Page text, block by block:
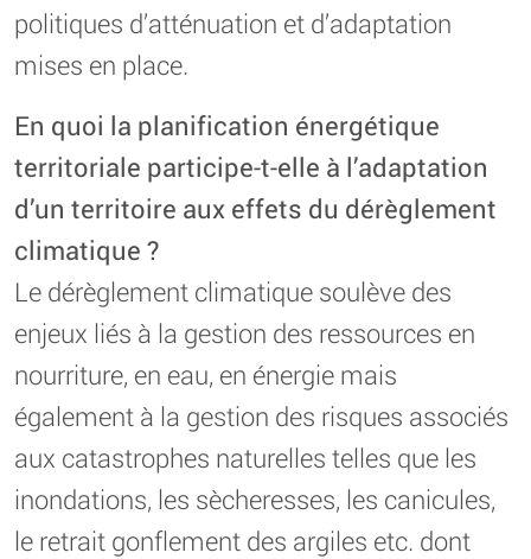
politiques d’atténuation et d’adaptation
mises en place.
En quoi la planification énergétique
territoriale participe-t-elle à l’adaptation
d’un territoire aux effets du dérèglement
climatique ?
Le dérèglement climatique soulève des
enjeux liés à la gestion des ressources en
nourriture, en eau, en énergie mais
également à la gestion des risques associés
aux catastrophes naturelles telles que les
inondations, les sècheresses, les canicules,
le retrait gonflement des argiles etc. dont